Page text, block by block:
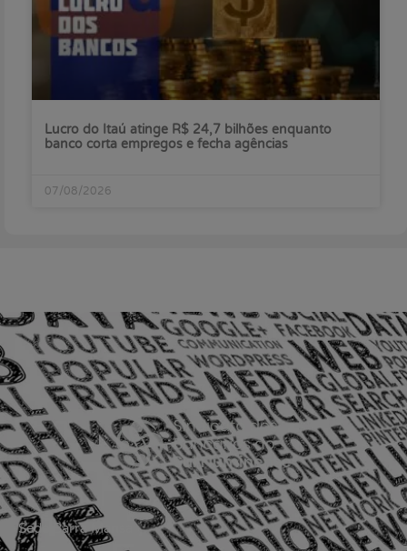
Lucro do Itaú atinge R$ 24,7 bilhões enquanto
banco corta empregos e fecha agências
07/08/2026
Sede Barra Mansa